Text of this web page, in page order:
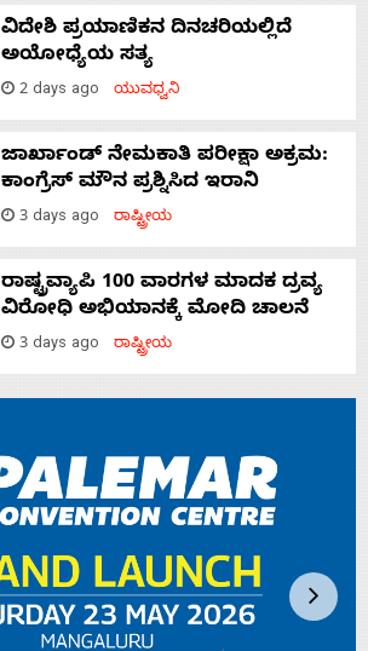
ವಿದೇಶಿ ಪ್ರಯಾಣಿಕನ ದಿನಚರಿಯಲ್ಲಿದೆ
ಅಯೋಧ್ಯೆಯ ಸತ್ಯ
2 days ago ಯುವಧ್ವನಿ
ಜಾರ್ಖಾಂಡ್‌ ನೇಮಕಾತಿ ಪರೀಕ್ಷಾ ಅಕ್ರಮ:
ಕಾಂಗ್ರೆಸ್‌ ಮೌನ ಪ್ರಶ್ನಿಸಿದ ಇರಾನಿ
3 days ago ರಾಷ್ಟ್ರೀಯ
ರಾಷ್ಟ್ರವ್ಯಾಪಿ 100 ವಾರಗಳ ಮಾದಕ ದ್ರವ್ಯ
ವಿರೋಧಿ ಅಭಿಯಾನಕ್ಕೆ ಮೋದಿ ಚಾಲನೆ
3 days ago ರಾಷ್ಟ್ರೀಯ